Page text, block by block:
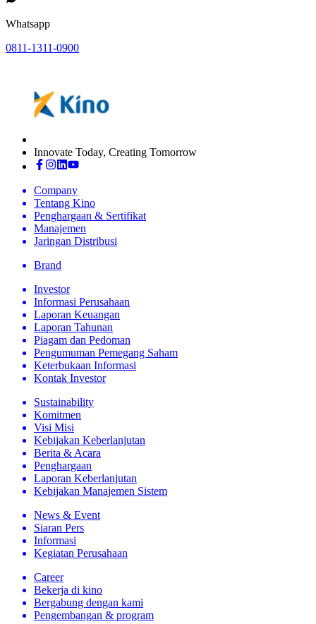
Whatsapp
0811-1311-0900
Innovate Today, Creating Tomorrow
Company
Tentang Kino
Penghargaan & Sertifikat
Manajemen
Jaringan Distribusi
Brand
Investor
Informasi Perusahaan
Laporan Keuangan
Laporan Tahunan
Piagam dan Pedoman
Pengumuman Pemegang Saham
Keterbukaan Informasi
Kontak Investor
Sustainability
Komitmen
Visi Misi
Kebijakan Keberlanjutan
Berita & Acara
Penghargaan
Laporan Keberlanjutan
Kebijakan Manajemen Sistem
News & Event
Siaran Pers
Informasi
Kegiatan Perusahaan
Career
Bekerja di kino
Bergabung dengan kami
Pengembangan & program